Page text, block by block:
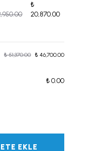
₺
20,870.00
₺ 51,370.00 ₺ 46,700.00
₺ 0.00
EKLE